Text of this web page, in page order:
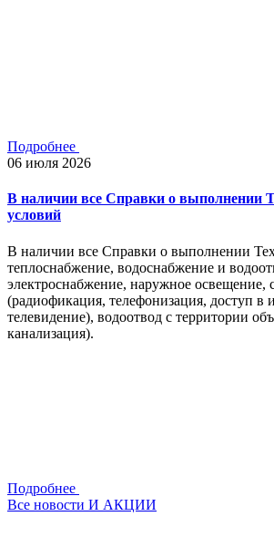
Подробнее
06 июля 2026
В наличии все Справки о выполнении
условий
В наличии все Справки о выполнении
теплоснабжение, водоснабжение и
электроснабжение, наружное освещение,
(радиофикация, телефонизация, доступ в
телевидение), водоотвод с территории
канализация).
Подробнее
Все новости И АКЦИИ